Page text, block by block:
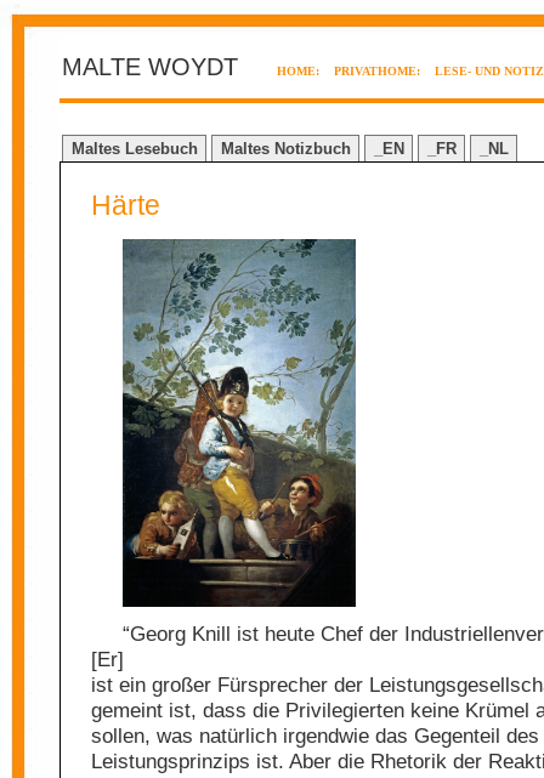
MALTE WOYDT HOME: PRIVATHOME: LESE- UND
Maltes Lesebuch Maltes Notizbuch _EN _FR _NL
Härte
“Georg Knill ist heute Chef der
[Er]
ist ein großer Fürsprecher der
gemeint ist, dass die Privilegierten keine Krümel
sollen, was natürlich irgendwie das Gegenteil des
Leistungsprinzips ist. Aber die Rhetorik der